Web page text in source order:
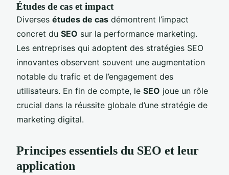
Études de cas et impact
Diverses études de cas démontrent l’impact
concret du SEO sur la performance marketing.
Les entreprises qui adoptent des stratégies SEO
innovantes observent souvent une augmentation
notable du trafic et de l’engagement des
utilisateurs. En fin de compte, le SEO joue un rôle
crucial dans la réussite globale d’une stratégie de
marketing digital.
Principes essentiels du SEO et leur
application